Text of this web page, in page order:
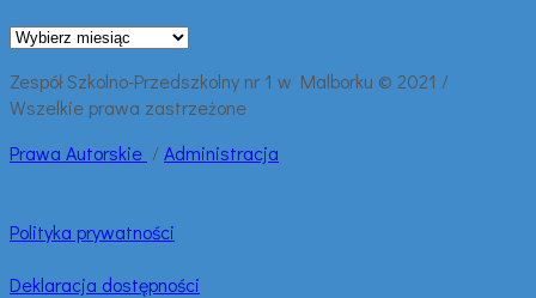
Archiwalne
Zespół Szkolno-Przedszkolny nr 1 w Malborku © 2021 /
Wszelkie prawa zastrzeżone
Prawa Autorskie /Administracja
Polityka prywatności
Deklaracja dostępności